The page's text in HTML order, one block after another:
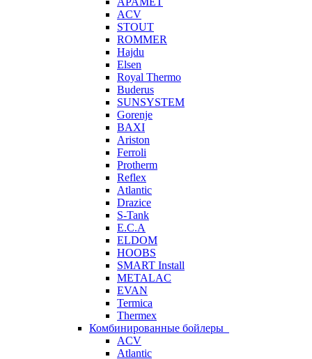
ACV
STOUT
ROMMER
Hajdu
Elsen
Royal Thermo
Buderus
SUNSYSTEM
Gorenje
BAXI
Ariston
Ferroli
Protherm
Reflex
Atlantic
Drazice
S-Tank
E.C.A
ELDOM
HOOBS
SMART Install
METALAC
EVAN
Termica
Thermex
Комбинированные бойлеры
ACV
Atlantic